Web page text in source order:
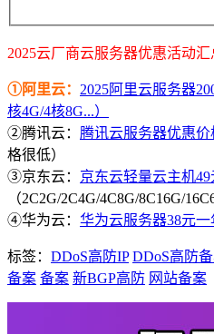
2025云厂商云服务器优惠活动汇
①阿里云： 2025阿里云服务器
核4G/4核8G...）
②腾讯云： 腾讯云服务器优惠价
格很低）
③京东云： 京东云轻量云主机49
（2C2G/2C4G/4C8G/8C16G/
④华为云： 华为云服务器38元一
标签： DDoS高防IP DDoS高防
备案 备案 新BGP高防 网站备案